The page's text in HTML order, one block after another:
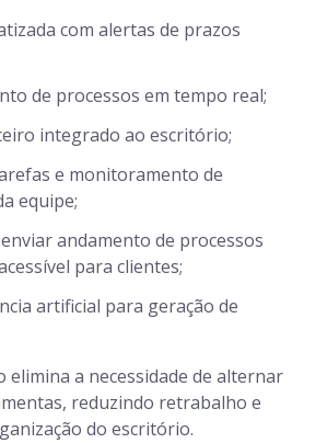
com alertas de prazos
de processos em tempo real;
integrado ao escritório;
e monitoramento de
equipe;
andamento de processos
para clientes;
artificial para geração de
elimina a necessidade de alternar
reduzindo retrabalho e
do escritório.